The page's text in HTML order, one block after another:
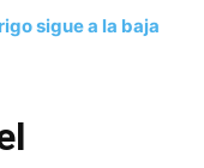
sigue a la baja